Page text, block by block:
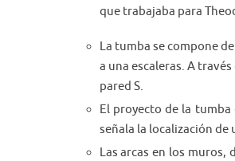
que trabajaba para
La tumba se compone
a una escaleras. A
pared S.
El proyecto de la tumba
señala la localización de
Las arcas en los